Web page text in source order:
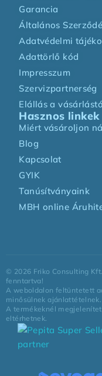
Garancia
Általános
Adatvédelmi
Adattörlő kód
Impresszum
Szervizpartnerség
Elállás a
Hasznos linkek
Miért vásároljon
Blog
Kapcsolat
GYIK
Tanúsítványaink
MBH online
© 2026 Friko Consulting
fenntartva!
A weboldalon feltüntetett
minősülnek ajánlattételnek.
A termékeknél
eltérhetnek.
partner